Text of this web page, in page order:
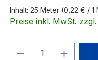
Inhalt: 25 Meter (0,22 € / 1
Preise inkl. MwSt.
Produkt